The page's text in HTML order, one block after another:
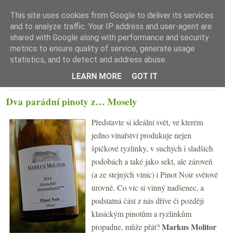
☰ Menu
Dva parádní pinoty z… Mosely
Představte si ideální svět, ve kterém
jedno vinařství produkuje nejen
špičkové ryzlinky, v suchých i sladších
podobách a také jako sekt, ale zároveň
(a ze stejných vinic) i Pinot Noir světové
úrovně. Co víc si vinný nadšenec, a
podstatná část z nás dříve či později
klasickým pinotům a ryzlinkům
propadne, může přát?Markus Molitor
This site uses cookies from Google to deliver its services
and to analyze traffic. Your IP address and user-agent are
shared with Google along with performance and security
metrics to ensure quality of service, generate usage
statistics, and to detect and address abuse.
LEARN MORE
GOT IT